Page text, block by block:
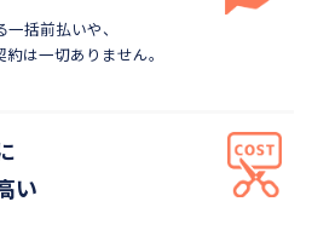
括前払いや、
は一切ありません。
い